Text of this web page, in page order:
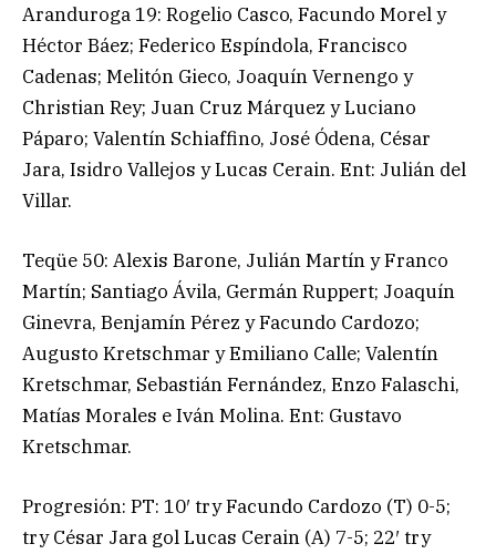
Aranduroga 19: Rogelio Casco, Facundo Morel y
Héctor Báez; Federico Espíndola, Francisco
Cadenas; Melitón Gieco, Joaquín Vernengo y
Christian Rey; Juan Cruz Márquez y Luciano
Páparo; Valentín Schiaffino, José Ódena, César
Jara, Isidro Vallejos y Lucas Cerain. Ent: Julián del
Villar.
Teqüe 50: Alexis Barone, Julián Martín y Franco
Martín; Santiago Ávila, Germán Ruppert; Joaquín
Ginevra, Benjamín Pérez y Facundo Cardozo;
Augusto Kretschmar y Emiliano Calle; Valentín
Kretschmar, Sebastián Fernández, Enzo Falaschi,
Matías Morales e Iván Molina. Ent: Gustavo
Kretschmar.
Progresión: PT: 10′ try Facundo Cardozo (T) 0-5;
try César Jara gol Lucas Cerain (A) 7-5; 22′ try